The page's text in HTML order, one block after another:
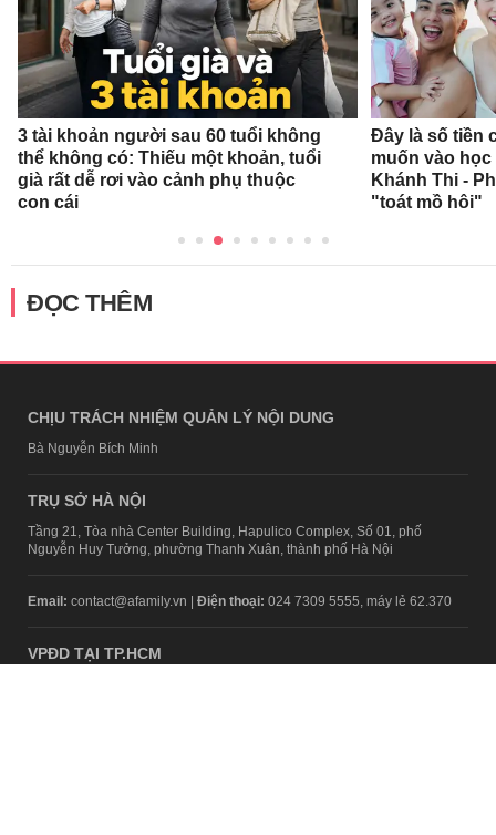
3 tài khoản người sau 60 tuổi không
thể không có: Thiếu một khoản, tuổi
già rất dễ rơi vào cảnh phụ thuộc
con cái
Đây là số tiền
muốn vào
Khánh Thi -
"toát mồ hôi"
ĐỌC THÊM
CHỊU TRÁCH NHIỆM QUẢN LÝ NỘI DUNG
Bà Nguyễn Bích Minh
TRỤ SỞ HÀ NỘI
Tầng 21, Tòa nhà Center Building, Hapulico Complex, Số 01, phố
Nguyễn Huy Tưởng, phường Thanh Xuân, thành phố Hà Nội
Email: contact@afamily.vn | Điện thoại: 024 7309 5555, máy lẻ 62.370
VPĐD TẠI TP.HCM